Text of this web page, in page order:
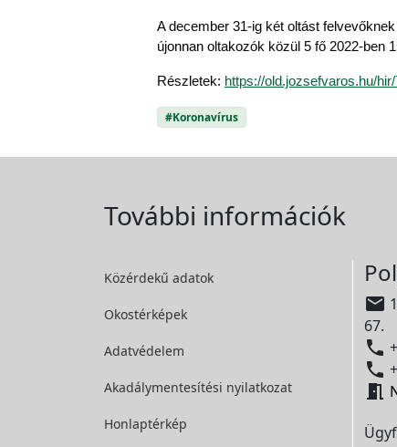
A december 31-ig két oltást
újonnan oltakozók közül 5 fő 2022-ben
Részletek: https://old.jozsefvaros.hu/
#Koronavírus
További információk
Közérdekű adatok
Okostérképek
Adatvédelem
Akadálymentesítési nyilatkozat
Honlaptérkép

67.


